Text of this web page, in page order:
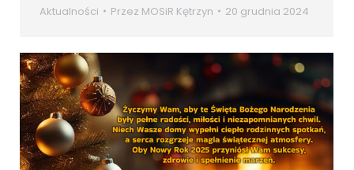
Aktualności Przez MOSiR Kętrzyn 20 grudnia 2024